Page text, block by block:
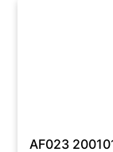
AF023